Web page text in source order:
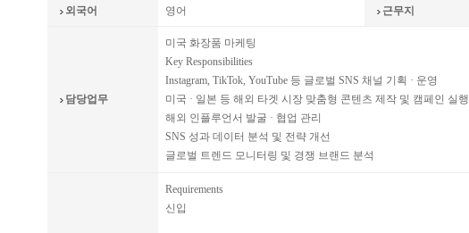
외국어 영어 근무지
담당업무
미국 화장품 마케팅
Key Responsibilities
Instagram, TikTok, YouTube 등 글로벌 SNS 채널 기획 · 운영
미국 · 일본 등 해외 타겟 시장 맞춤형 콘텐츠 제작 및 캠페인 실행
해외 인플루언서 발굴 · 협업 관리
SNS 성과 데이터 분석 및 전략 개선
글로벌 트렌드 모니터링 및 경쟁 브랜드 분석
Requirements
신입